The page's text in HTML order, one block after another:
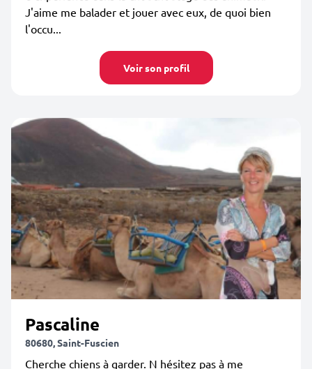
J'aime me balader et jouer avec eux, de quoi bien
l'occu...
Voir son profil
Pascaline
80680, Saint-Fuscien
Cherche chiens à garder. N hésitez pas à me